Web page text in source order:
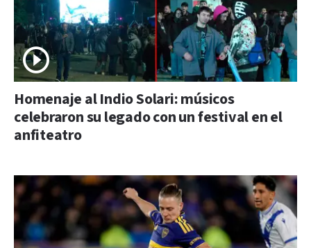
Homenaje al Indio Solari: músicos
celebraron su legado con un festival en el
anfiteatro